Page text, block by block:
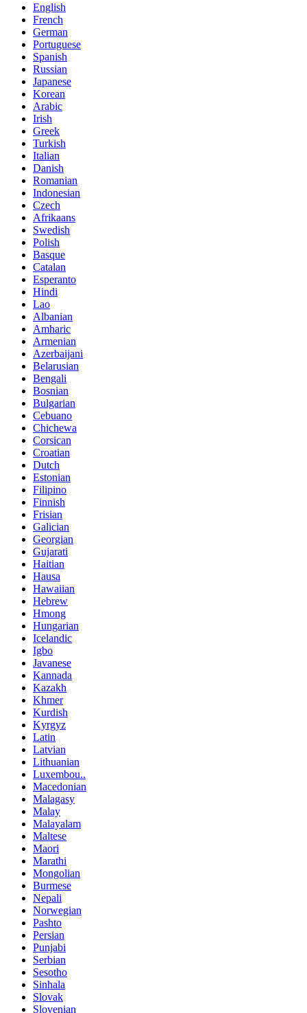
English
French
German
Portuguese
Spanish
Russian
Japanese
Korean
Arabic
Irish
Greek
Turkish
Italian
Danish
Romanian
Indonesian
Czech
Afrikaans
Swedish
Polish
Basque
Catalan
Esperanto
Hindi
Lao
Albanian
Amharic
Armenian
Azerbaijani
Belarusian
Bengali
Bosnian
Bulgarian
Cebuano
Chichewa
Corsican
Croatian
Dutch
Estonian
Filipino
Finnish
Frisian
Galician
Georgian
Gujarati
Haitian
Hausa
Hawaiian
Hebrew
Hmong
Hungarian
Icelandic
Igbo
Javanese
Kannada
Kazakh
Khmer
Kurdish
Kyrgyz
Latin
Latvian
Lithuanian
Luxembou..
Macedonian
Malagasy
Malay
Malayalam
Maltese
Maori
Marathi
Mongolian
Burmese
Nepali
Norwegian
Pashto
Persian
Punjabi
Serbian
Sesotho
Sinhala
Slovak
Slovenian